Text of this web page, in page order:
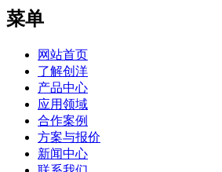
菜单
网站首页
了解创洋
产品中心
应用领域
合作案例
方案与报价
新闻中心